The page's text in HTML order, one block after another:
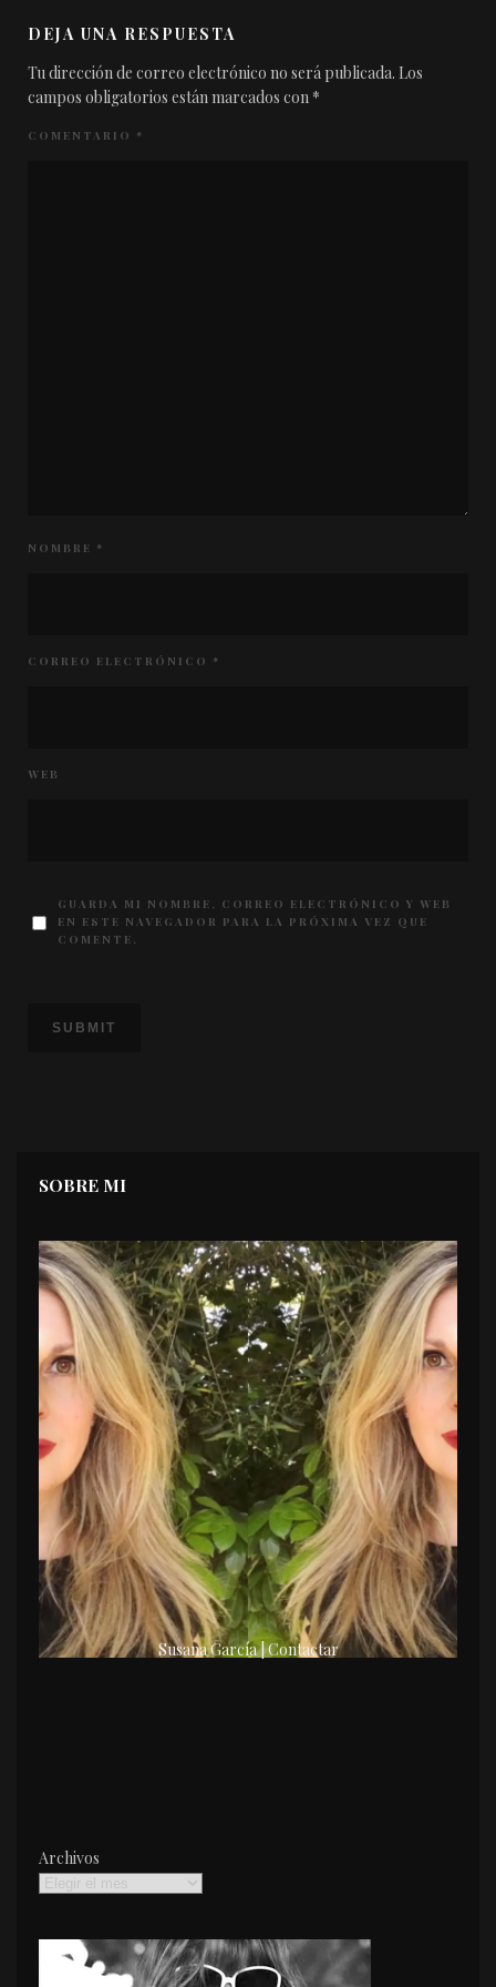
DEJA UNA RESPUESTA
Tu dirección de correo electrónico no será publicada. Los
campos obligatorios están marcados con *
COMENTARIO *
NOMBRE *
CORREO ELECTRÓNICO *
WEB
GUARDA MI NOMBRE, CORREO ELECTRÓNICO Y WEB
EN ESTE NAVEGADOR PARA LA PRÓXIMA VEZ QUE
COMENTE.
SOBRE MI
Susana García | Contactar
Archivos